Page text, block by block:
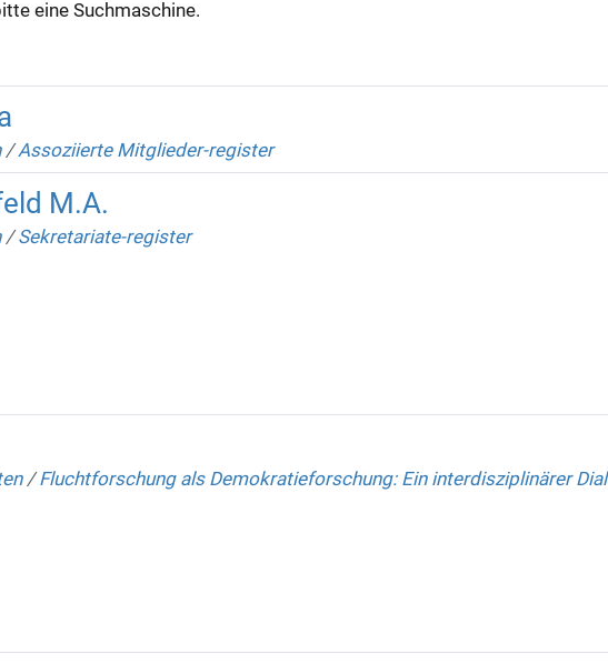
eine Suchmaschine.
/Assoziierte Mitglieder-register
M.A.
/Sekretariate-register
/Fluchtforschung als Demokratieforschung: Ein interdisziplinärer